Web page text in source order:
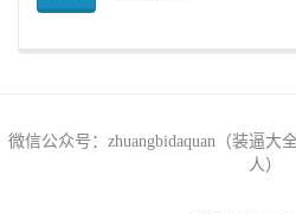
微信公众号：zhuangbidaquan（装逼大
人）